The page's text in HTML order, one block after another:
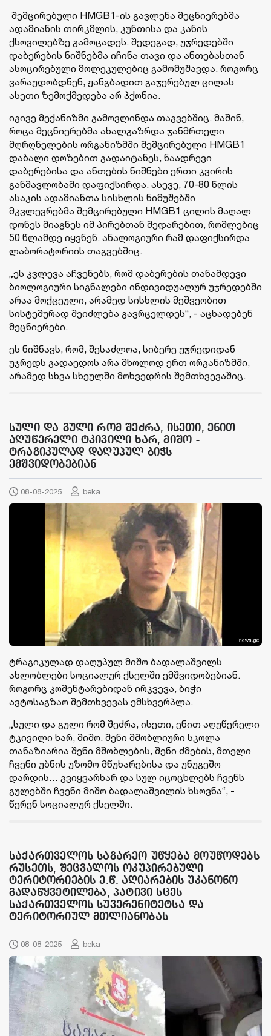
შემცირებული HMGB1-ის გავლენა მეცნიერებმა
ადამიანის თირკმლის, კუნთისა და კანის
ქსოვილებზე გამოცადეს. შედეგად, უჯრედებში
დაბერების ნიშნებმა იჩინა თავი და ანთებასთან
ასოცირებული მოლეკულებიც გამომუშავდა. როგორც
ვარაუდობდნენ, ჟანგბადით გაჯერებულ ცილას
ასეთი ზემოქმედება არ ჰქონია.
იგივე მექანიზმი გამოვლინდა თაგვებშიც. მაშინ,
როცა მეცნიერებმა ახალგაზრდა ჯანმრთელი
მღრღნელების ორგანიზმში შემცირებული HMGB1
დაბალი დოზებით გადაიტანეს, ნაადრევი
დაბერებისა და ანთების ნიშნები ერთი კვირის
განმავლობაში დაფიქსირდა. ასევე, 70-80 წლის
ასაკის ადამიანთა სისხლის ნიმუშებში
მკვლევრებმა შემცირებული HMGB1 ცილის მაღალ
დონეს მიაგნეს იმ პირებთან შედარებით, რომლებიც
50 წლამდე იყვნენ. ანალოგიური რამ დაფიქსირდა
ლაბორატორიის თაგვებშიც.
„ეს კვლევა აჩვენებს, რომ დაბერების თანამდევი
ბიოლოგიური სიგნალები ინდივიდუალურ უჯრედებში
არაა მოქცეული, არამედ სისხლის მეშვეობით
სისტემურად შეიძლება გავრცელდეს“, - აცხადებენ
მეცნიერები.
ეს ნიშნავს, რომ, შესაძლოა, სიბერე უჯრედიდან
უჯრედს გადაედოს არა მხოლოდ ერთ ორგანიზმში,
არამედ სხვა სხეულში მოხვედრის შემთხვევაშიც.
სული და გული რომ შეძრა, ისეთი, ენით
აღუწერელი ტკივილი ხარ, მიშო -
ტრაგიკულად დაღუპულ ბიჭს
ემშვიდობებიან
08-08-2025 beka
ტრაგიკულად დაღუპულ მიშო ბადალაშვილს
ახლობლები სოციალურ ქსელში ემშვიდობებიან.
როგორც კომენტარებიდან ირკვევა, ბიჭი
ავტოსაგზაო შემთხვევას ემსხვერპლა.
„სული და გული რომ შეძრა, ისეთი, ენით აღუწერელი
ტკივილი ხარ, მიშო. შენი მშობლიური სკოლა
თანაზიარია შენი მშობლების, შენი ძმების, მთელი
ჩვენი უბნის უზომო მწუხარებისა და უნუგეშო
დარდის… გვიყვარხარ და სულ იცოცხლებს ჩვენს
გულებში ჩვენი მიშო ბადალაშვილის ხსოვნა“, -
წერენ სოციალურ ქსელში.
საქართველოს საგარეო უწყება მოუწოდებს
რუსეთს, შეცვალოს ოკუპირებული
ტერიტორიების ე.წ. აღიარების უკანონო
გადაწყვეტილება, პატივი სცეს
საქართველოს სუვერენიტეტსა და
ტერიტორიულ მთლიანობას
08-08-2025 beka